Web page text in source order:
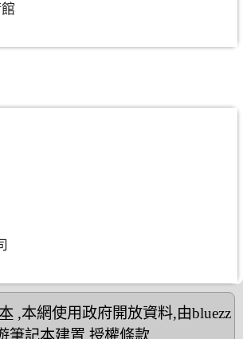
,本網使用政府開放資料,由bluezz
筆記本建置 授權條款